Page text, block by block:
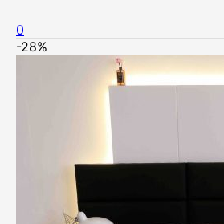
0
-28%